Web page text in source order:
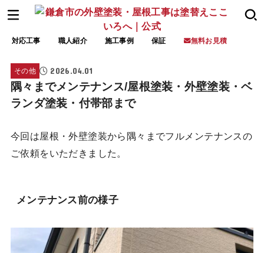
対応工事 職人紹介 施工事例 保証 無料お見積
その他 2026.04.01
隅々までメンテナンス/屋根塗装・外壁塗装・ベ
ランダ塗装・付帯部まで
今回は屋根・外壁塗装から隅々までフルメンテナンスの
ご依頼をいただきました。
メンテナンス前の様子